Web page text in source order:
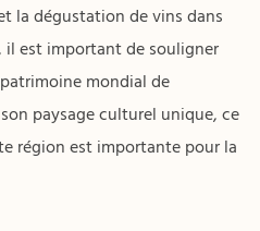
la dégustation de vins dans
il est important de souligner
mondial de
son paysage culturel unique, ce
région est importante pour la